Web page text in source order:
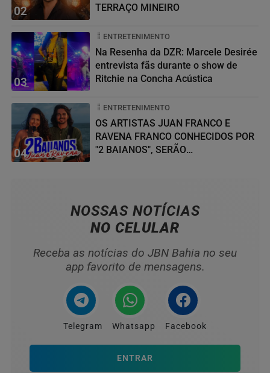
02
TERRAÇO MINEIRO
03
ENTRETENIMENTO
Na Resenha da DZR: Marcele Desirée
entrevista fãs durante o show de
Ritchie na Concha Acústica
04
ENTRETENIMENTO
OS ARTISTAS JUAN FRANCO E
RAVENA FRANCO CONHECIDOS POR
"2 BAIANOS", SERÃO
NOSSAS NOTÍCIAS
NO CELULAR
Receba as notícias do JBN Bahia no seu
app favorito de mensagens.
Telegram Whatsapp Facebook
ENTRAR